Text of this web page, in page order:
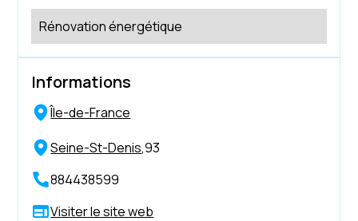
Rénovation énergétique
Informations
Île-de-France
Seine-St-Denis,93
884438599
Visiter le site web